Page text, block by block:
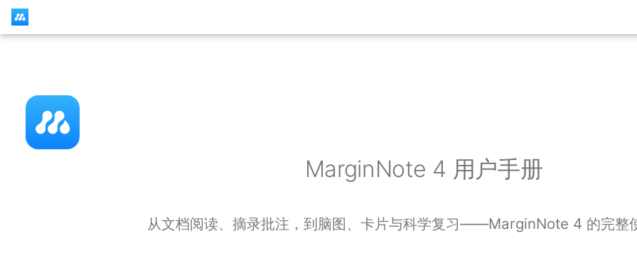
MarginNote 4 用户手册
从文档阅读、摘录批注，到脑图、卡片与科学复习——MarginNote 4 的完整